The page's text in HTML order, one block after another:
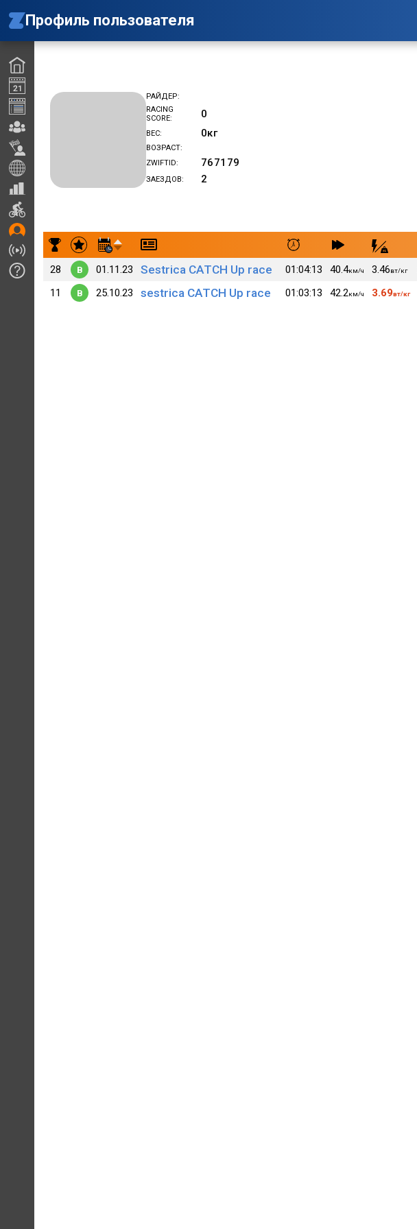
Профиль пользователя
РАЙДЕР
RACING
SCORE
0
ВЕС 0кг
ВОЗРАСТ
ZWIFTID
767179
ЗАЕЗДОВ 2
Результаты заездов Dmitry Karasev (B)_NEXT
28
B 01.11.23 Sestrica CATCH Up race 01:04:13 40.4км/ч 3.46вт/кг
11 B 25.10.23 sestrica CATCH Up race 01:03:13 42.2км/ч 3.69вт/кг